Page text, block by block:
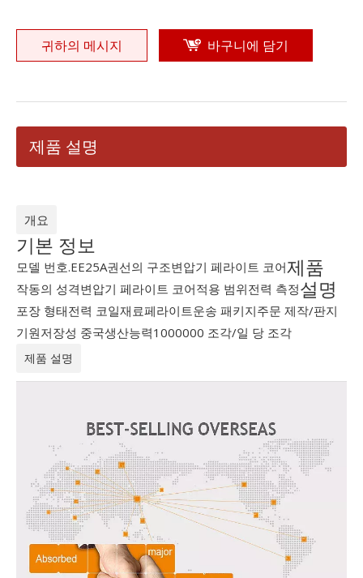
귀하의 메시지 바구니에 담기
제품 설명
개요
기본 정보
모델 번호.EE25A권선의 구조변압기 페라이트 코어
작동의 성격변압기 페라이트 코어적용 범위전력 측정
포장 형태전력 코일재료페라이트운송 패키지주문 제작/판지
기원저장성 중국생산능력1000000 조각/일 당 조각
제품
설명
제품 설명